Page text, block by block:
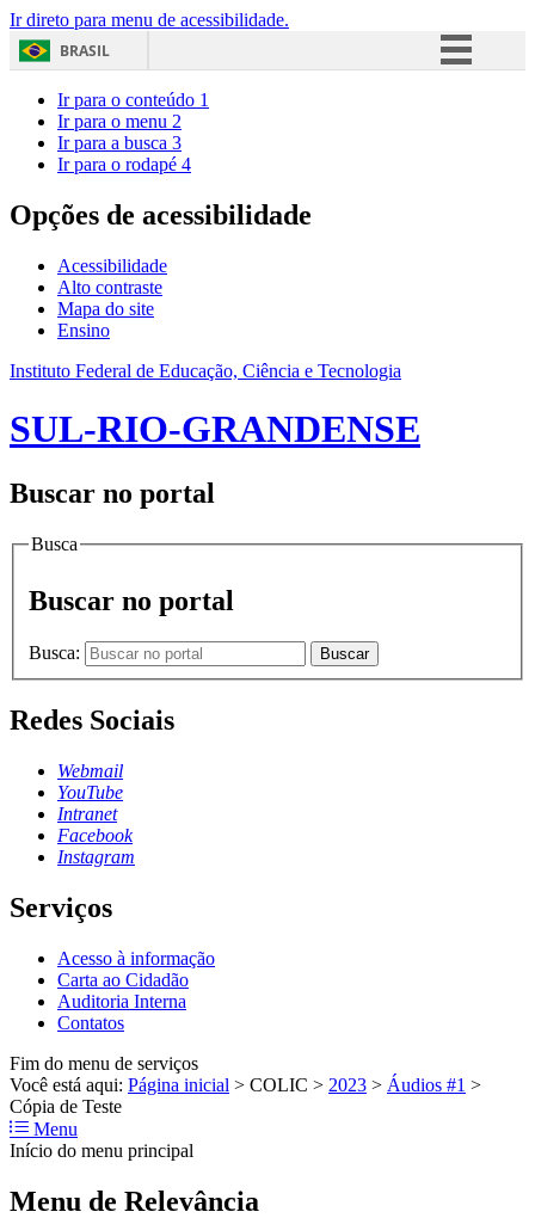
Ir direto para menu de acessibilidade.
BRASIL
Acesso à informação
Ir para o conteúdo 1
Ir para o menu 2
Ir para a busca 3
Ir para o rodapé 4
Opções de acessibilidade
Acessibilidade
Alto contraste
Mapa do site
Ensino
Instituto Federal de Educação, Ciência e Tecnologia
SUL-RIO-GRANDENSE
Buscar no portal
Busca
Buscar no portal
Busca: Buscar
Redes Sociais
Webmail
YouTube
Intranet
Facebook
Instagram
Serviços
Acesso à informação
Carta ao Cidadão
Auditoria Interna
Contatos
Fim do menu de serviços
Você está aqui: Página inicial > COLIC > 2023 > Áudios #1 >
Cópia de Teste
Menu
Início do menu principal
Menu de Relevância